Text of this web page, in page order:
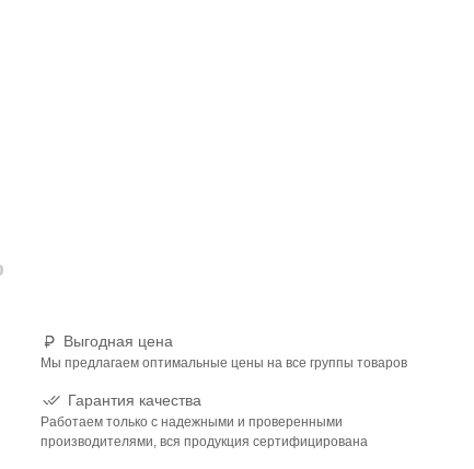
Выгодная цена
Мы предлагаем оптимальные цены на все группы товаров
Гарантия качества
Работаем только с надежными и проверенными
производителями, вся продукция сертифицирована